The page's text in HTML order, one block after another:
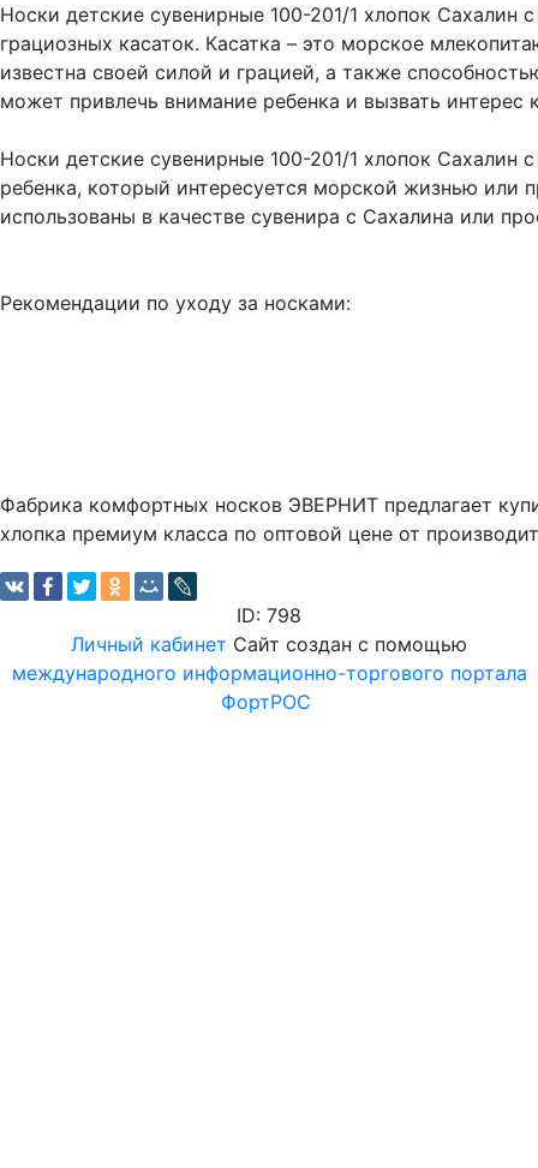
Носки детские сувенирные 100-201/1 хлопок
грациозных касаток. Касатка – это морское
известна своей силой и грацией, а также
может привлечь внимание ребенка и вызвать интерес
Носки детские сувенирные 100-201/1 хлопок Сахалин
ребенка, который интересуется морской жизнью
использованы в качестве сувенира с Сахалина или
Рекомендации по уходу за носками:
Фабрика комфортных носков ЭВЕРНИТ предлагает
хлопка премиум класса по оптовой цене от
ID: 798
Личный кабинет Сайт создан с помощью
международного информационно-торгового портала
ФортРОС